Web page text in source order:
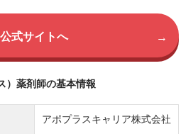
公式サイトへ →
）薬剤師の基本情報
アポプラスキャリア株式会社